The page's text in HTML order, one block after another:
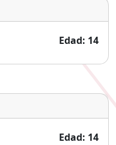
Edad: 14
Edad: 14